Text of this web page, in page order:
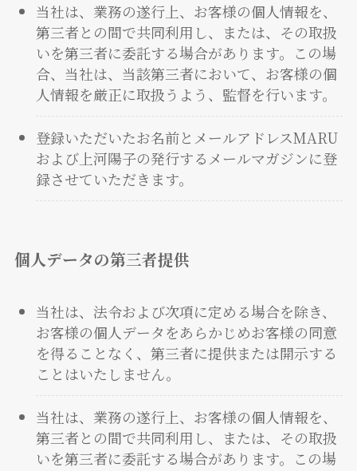
当社は、業務の遂行上、お客様の個人情報を、
第三者との間で共同利用し、または、その取扱
いを第三者に委託する場合があります。この場
合、当社は、当該第三者において、お客様の個
人情報を厳正に取扱うよう、監督を行います。
登録いただいたお名前とメールアドレスMARU
および上河陽子の発行するメールマガジンに登
録させていただきます。
個人データの第三者提供
当社は、法令および次項に定める場合を除き、
お客様の個人データをあらかじめお客様の同意
を得ることなく、第三者に提供または開示する
ことはいたしません。
当社は、業務の遂行上、お客様の個人情報を、
第三者との間で共同利用し、または、その取扱
いを第三者に委託する場合があります。この場